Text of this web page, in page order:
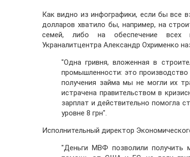
Как видно из инфографики, если бы все
долларов хватило бы, например, на
семей, либо на обеспечение всех
Украналитцентра Александр Охрименко
"Одна гривня, вложенная в
промышленности: это
получения займа мы не могли их
истрачена правительством в
зарплат и действительно помогла
уровне 8 грн".
Исполнительный директор
"Деньги МВФ позволили получить